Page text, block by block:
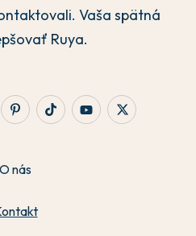
Vaša spätná
Ruya.
O nás